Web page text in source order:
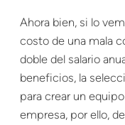
Ahora bien, si lo
costo de una mala
doble del salario
beneficios, la
para crear un
empresa, por ello,